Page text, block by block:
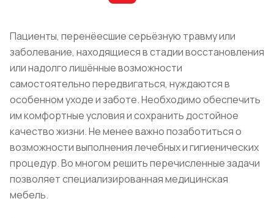
Пациенты, перенёесшие серьёзную травму или
заболевание, находящиеся в стадии восстановления
или надолго лишённые возможности
самостоятельно передвигаться, нуждаются в
особенном уходе и заботе. Необходимо обеспечить
им комфортные условия и сохранить достойное
качество жизни. Не менее важно позаботиться о
возможности выполнения лечебных и гигиенических
процедур. Во многом решить перечисленные задачи
позволяет специализированная медицинская
мебель.